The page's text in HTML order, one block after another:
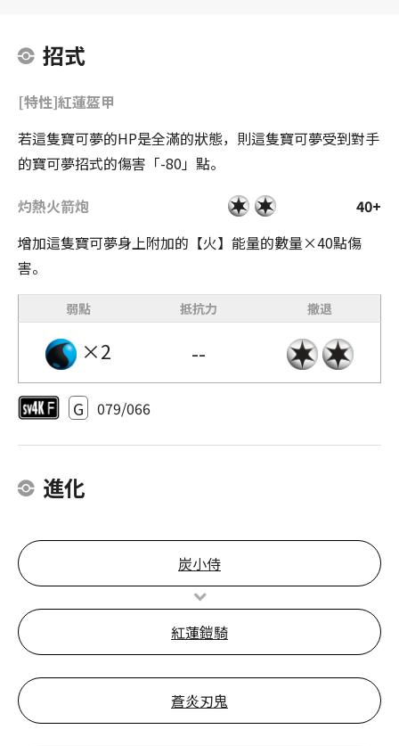
招式
[特性]紅蓮盔甲
若這隻寶可夢的HP是全滿的狀態，則這隻寶可夢受到對手
的寶可夢招式的傷害「-80」點。
灼熱火箭炮
40+
增加這隻寶可夢身上附加的【火】能量的數量×40點傷
害。
弱點 抵抗力 撤退
×2 --
G 079/066
進化
炭小侍
紅蓮鎧騎
蒼炎刃鬼